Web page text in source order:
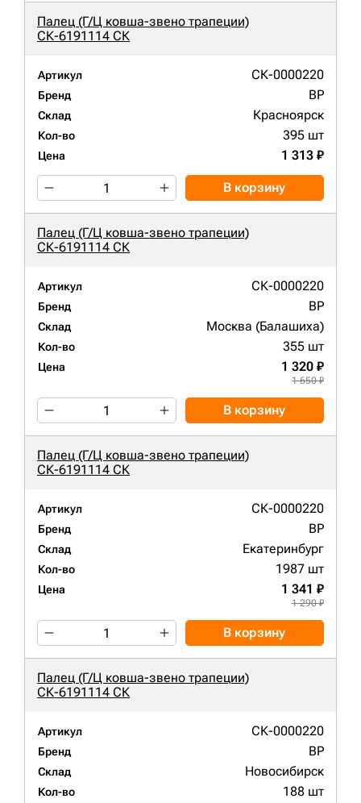
Палец (Г/Ц ковша-звено трапеции)
СК-6191114 СК
Артикул СК-0000220
Бренд BP
Склад Красноярск
Кол-во 395 шт
Цена 1 313 ₽
В корзину
Палец (Г/Ц ковша-звено трапеции)
СК-6191114 СК
Артикул СК-0000220
Бренд BP
Склад Москва (Балашиха)
Кол-во 355 шт
Цена 1 320 ₽
1 650 ₽
В корзину
Палец (Г/Ц ковша-звено трапеции)
СК-6191114 СК
Артикул СК-0000220
Бренд BP
Склад Екатеринбург
Кол-во 1987 шт
Цена 1 341 ₽
1 290 ₽
В корзину
Палец (Г/Ц ковша-звено трапеции)
СК-6191114 СК
Артикул СК-0000220
Бренд BP
Склад Новосибирск
Кол-во 188 шт